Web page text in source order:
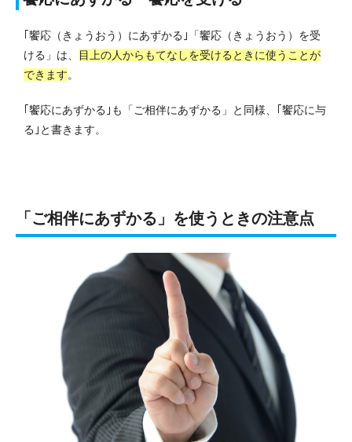
｢饗応（きょうおう）にあずかる｣「饗応（きょうおう）を受
ける」は、
目上の人からもてなしを受けるときに使うことが
できます。
｢饗応にあずかる｣も「ご相伴にあずかる」と同様、｢饗応に与
る｣と書きます。
「ご相伴にあずかる」を使うときの注意点